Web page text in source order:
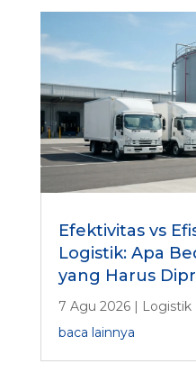
Efektivitas vs
Logistik: Apa
yang Harus
7 Agu 2026|
Logistik
baca lainnya